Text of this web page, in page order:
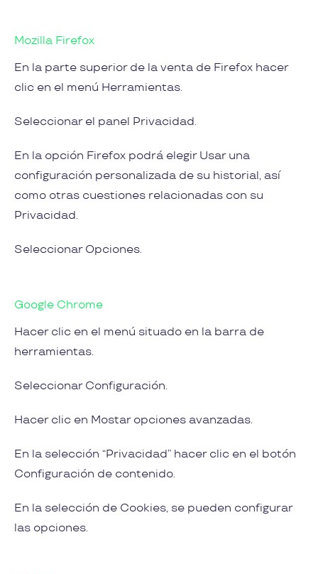
Mozilla Firefox
En la parte superior de la venta de Firefox hacer
clic en el menú Herramientas.
Seleccionar el panel Privacidad.
En la opción Firefox podrá elegir Usar una
configuración personalizada de su historial, así
como otras cuestiones relacionadas con su
Privacidad.
Seleccionar Opciones.
Google Chrome
Hacer clic en el menú situado en la barra de
herramientas.
Seleccionar Configuración.
Hacer clic en Mostar opciones avanzadas.
En la selección “Privacidad” hacer clic en el botón
Configuración de contenido.
En la selección de Cookies, se pueden configurar
las opciones.